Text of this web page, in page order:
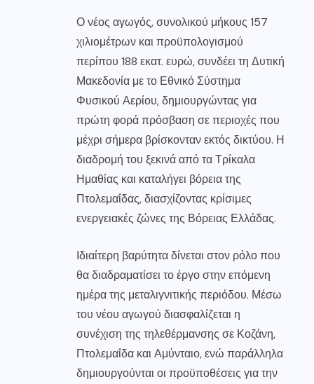
Ο νέος αγωγός, συνολικού μήκους 157
χιλιομέτρων και προϋπολογισμού
περίπου 188 εκατ. ευρώ, συνδέει τη Δυτική
Μακεδονία με το Εθνικό Σύστημα
Φυσικού Αερίου, δημιουργώντας για
πρώτη φορά πρόσβαση σε περιοχές που
μέχρι σήμερα βρίσκονταν εκτός δικτύου. Η
διαδρομή του ξεκινά από τα Τρίκαλα
Ημαθίας και καταλήγει βόρεια της
Πτολεμαΐδας, διασχίζοντας κρίσιμες
ενεργειακές ζώνες της Βόρειας Ελλάδας.
Ιδιαίτερη βαρύτητα δίνεται στον ρόλο που
θα διαδραματίσει το έργο στην επόμενη
ημέρα της μεταλιγνιτικής περιόδου. Μέσω
του νέου αγωγού διασφαλίζεται η
συνέχιση της τηλεθέρμανσης σε Κοζάνη,
Πτολεμαΐδα και Αμύνταιο, ενώ παράλληλα
δημιουργούνται οι προϋποθέσεις για την